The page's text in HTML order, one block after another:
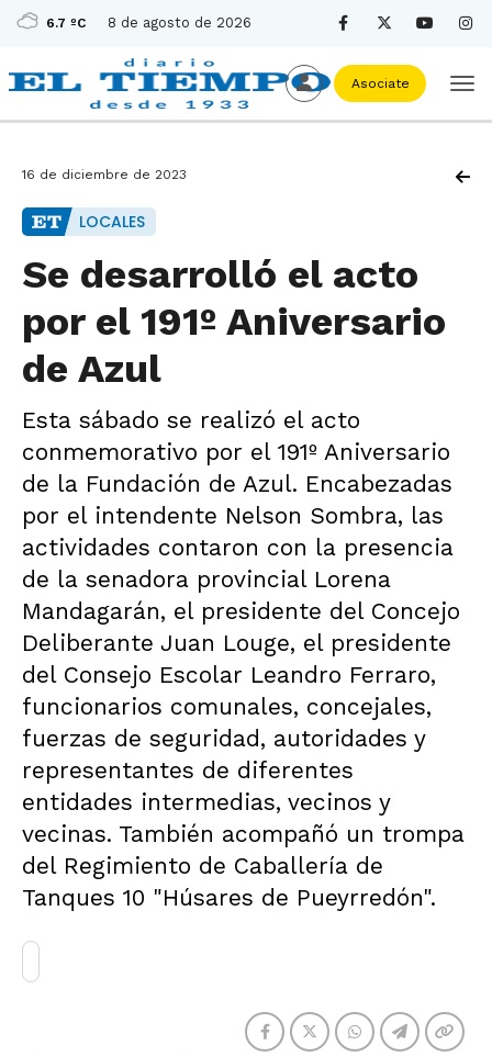
6.7 ºC 8 de agosto de 2026
Asociate
16 de diciembre de 2023
LOCALES
Se desarrolló el acto
por el 191º Aniversario
de Azul
Esta sábado se realizó el acto
conmemorativo por el 191º Aniversario
de la Fundación de Azul. Encabezadas
por el intendente Nelson Sombra, las
actividades contaron con la presencia
de la senadora provincial Lorena
Mandagarán, el presidente del Concejo
Deliberante Juan Louge, el presidente
del Consejo Escolar Leandro Ferraro,
funcionarios comunales, concejales,
fuerzas de seguridad, autoridades y
representantes de diferentes
entidades intermedias, vecinos y
vecinas. También acompañó un trompa
del Regimiento de Caballería de
Tanques 10 "Húsares de Pueyrredón".